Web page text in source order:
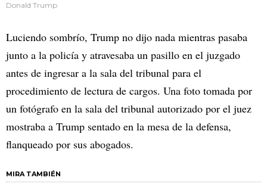
Donald Trump
Luciendo sombrío, Trump no dijo nada mientras pasaba
junto a la policía y atravesaba un pasillo en el juzgado
antes de ingresar a la sala del tribunal para el
procedimiento de lectura de cargos. Una foto tomada por
un fotógrafo en la sala del tribunal autorizado por el juez
mostraba a Trump sentado en la mesa de la defensa,
flanqueado por sus abogados.
MIRA TAMBIÉN